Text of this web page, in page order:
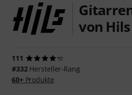
von Hils
111
#332Hersteller-Rang
60+Produkte